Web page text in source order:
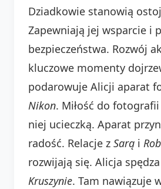
Dziadkowie stanowią
Zapewniają jej wsparcie i
bezpieczeństwa. Rozwój
kluczowe momenty
podarowuje Alicji aparat
Nikon. Miłość do
niej ucieczką. Aparat
radość. Relacje z Sarą i
rozwijają się. Alicja
Kruszynie. Tam nawiązuje